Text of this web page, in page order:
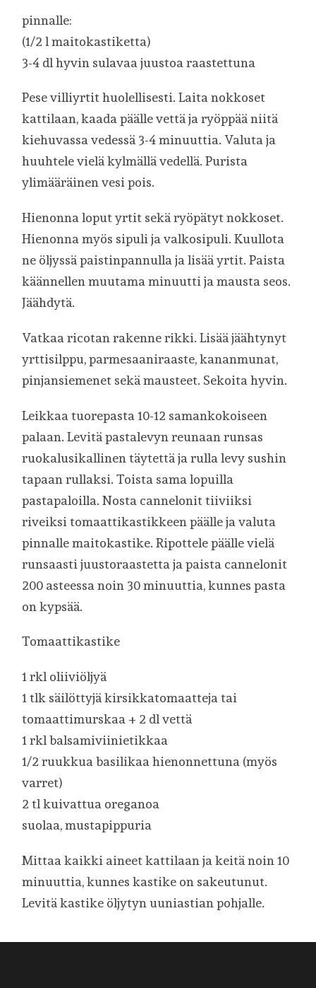
pinnalle:
(1/2 l maitokastiketta)
3-4 dl hyvin sulavaa juustoa raastettuna
Pese villiyrtit huolellisesti. Laita nokkoset
kattilaan, kaada päälle vettä ja ryöppää niitä
kiehuvassa vedessä 3-4 minuuttia. Valuta ja
huuhtele vielä kylmällä vedellä. Purista
ylimääräinen vesi pois.
Hienonna loput yrtit sekä ryöpätyt nokkoset.
Hienonna myös sipuli ja valkosipuli. Kuullota
ne öljyssä paistinpannulla ja lisää yrtit. Paista
käännellen muutama minuutti ja mausta seos.
Jäähdytä.
Vatkaa ricotan rakenne rikki. Lisää jäähtynyt
yrttisilppu, parmesaaniraaste, kananmunat,
pinjansiemenet sekä mausteet. Sekoita hyvin.
Leikkaa tuorepasta 10-12 samankokoiseen
palaan. Levitä pastalevyn reunaan runsas
ruokalusikallinen täytettä ja rulla levy sushin
tapaan rullaksi. Toista sama lopuilla
pastapaloilla. Nosta cannelonit tiiviiksi
riveiksi tomaattikastikkeen päälle ja valuta
pinnalle maitokastike. Ripottele päälle vielä
runsaasti juustoraastetta ja paista cannelonit
200 asteessa noin 30 minuuttia, kunnes pasta
on kypsää.
Tomaattikastike
1 rkl oliiviöljyä
1 tlk säilöttyjä kirsikkatomaatteja tai
tomaattimurskaa + 2 dl vettä
1 rkl balsamiviinietikkaa
1/2 ruukkua basilikaa hienonnettuna (myös
varret)
2 tl kuivattua oreganoa
suolaa, mustapippuria
Mittaa kaikki aineet kattilaan ja keitä noin 10
minuuttia, kunnes kastike on sakeutunut.
Levitä kastike öljytyn uuniastian pohjalle.